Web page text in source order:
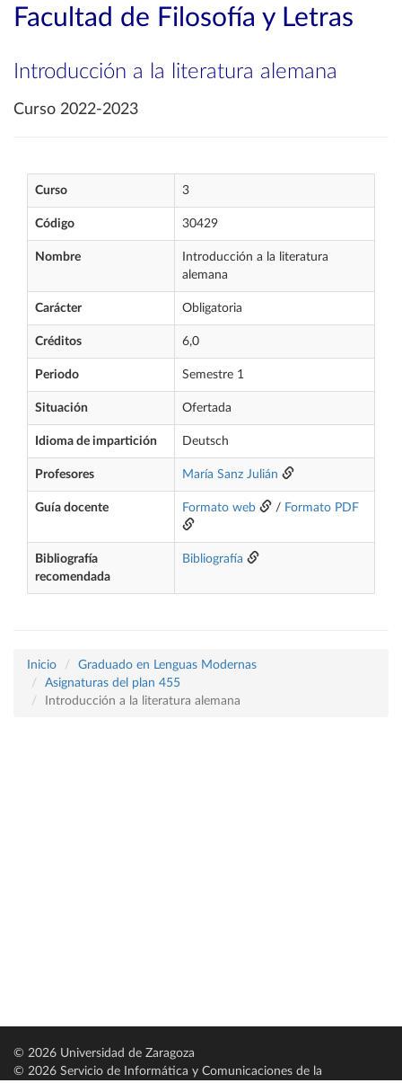
Facultad de Filosofía y Letras
Introducción a la literatura alemana
Curso 2022-2023
Curso 3
Código 30429
Nombre
Introducción a la literatura
alemana
Carácter Obligatoria
Créditos 6,0
Periodo Semestre 1
Situación Ofertada
Idioma de impartición Deutsch
Profesores María Sanz Julián
Guía docente Formato web / Formato PDF
Bibliografía
recomendada
Bibliografía
Inicio
Graduado en Lenguas Modernas
Asignaturas del plan 455
Introducción a la literatura alemana
© 2026 Universidad de Zaragoza
© 2026 Servicio de Informática y Comunicaciones de la